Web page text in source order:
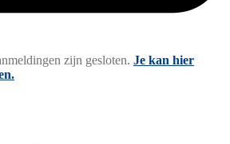
zijn gesloten. Je kan hier